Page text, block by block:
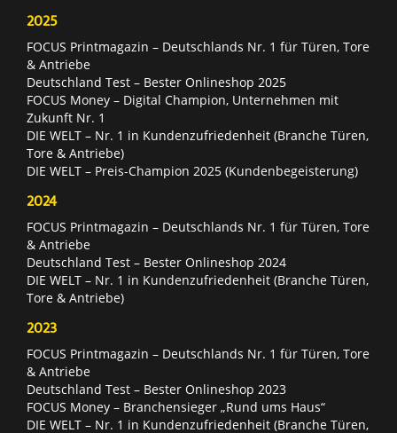
2025
FOCUS Printmagazin – Deutschlands Nr. 1 für Türen, Tore
& Antriebe
Deutschland Test – Bester Onlineshop 2025
FOCUS Money – Digital Champion, Unternehmen mit
Zukunft Nr. 1
DIE WELT – Nr. 1 in Kundenzufriedenheit (Branche Türen,
Tore & Antriebe)
DIE WELT – Preis-Champion 2025 (Kundenbegeisterung)
2024
FOCUS Printmagazin – Deutschlands Nr. 1 für Türen, Tore
& Antriebe
Deutschland Test – Bester Onlineshop 2024
DIE WELT – Nr. 1 in Kundenzufriedenheit (Branche Türen,
Tore & Antriebe)
2023
FOCUS Printmagazin – Deutschlands Nr. 1 für Türen, Tore
& Antriebe
Deutschland Test – Bester Onlineshop 2023
FOCUS Money – Branchensieger „Rund ums Haus“
DIE WELT – Nr. 1 in Kundenzufriedenheit (Branche Türen,